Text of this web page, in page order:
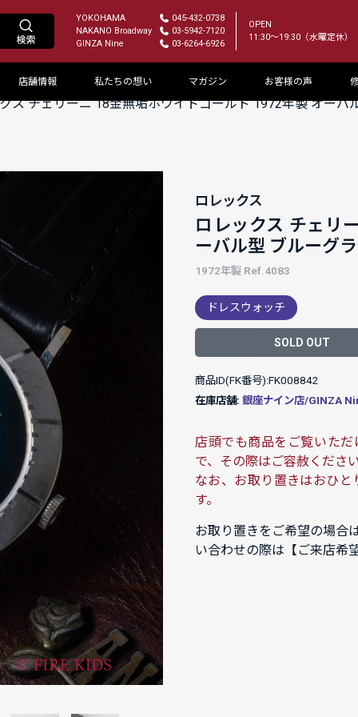
YOKOHAMA
045-432-0738
NAKANO Broadway
03-5942-7120
GINZA Nine
03-6264-6926
OPEN
11:30～19:30（水曜定休）
店舗情報 私たちの想い マガジン お客様の声
ス チェリーニ 18金無垢ホワイトゴールド 1972年製 オー
ロレックス
ロレックス チェリ
ーバル型 ブルーグ
1972年製 Ref.4083
ドレスウォッチ
SOLD OUT
商品ID(FK番号):FK008842
在庫店舗: 銀座ナイン店/GINZA
店頭でも商品をご覧いた
で、その際はご容赦くださ
なお、お取り置きはおひ
す。
お取り置きをご希望の場合
い合わせの際は【ご来店希